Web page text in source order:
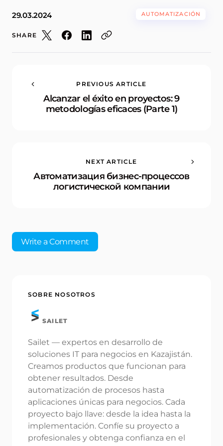
29.03.2024 AUTOMATIZACIÓN
SHARE
PREVIOUS ARTICLE
Alcanzar el éxito en proyectos: 9
metodologías eficaces (Parte 1)
NEXT ARTICLE
Автоматизация бизнес-процессов
логистической компании
Write a Comment
Tu dirección de correo electrónico no será
marcados con
Your Comment *
Email *
SOBRE NOSOTROS
SAILET
Sailet — expertos en desarrollo de
soluciones IT para negocios en Kazajistán.
Creamos productos que funcionan para
obtener resultados. Desde
automatización de procesos hasta
aplicaciones únicas para negocios. Cada
proyecto bajo llave: desde la idea hasta la
implementación. Confíe su proyecto a
profesionales y obtenga confianza en el